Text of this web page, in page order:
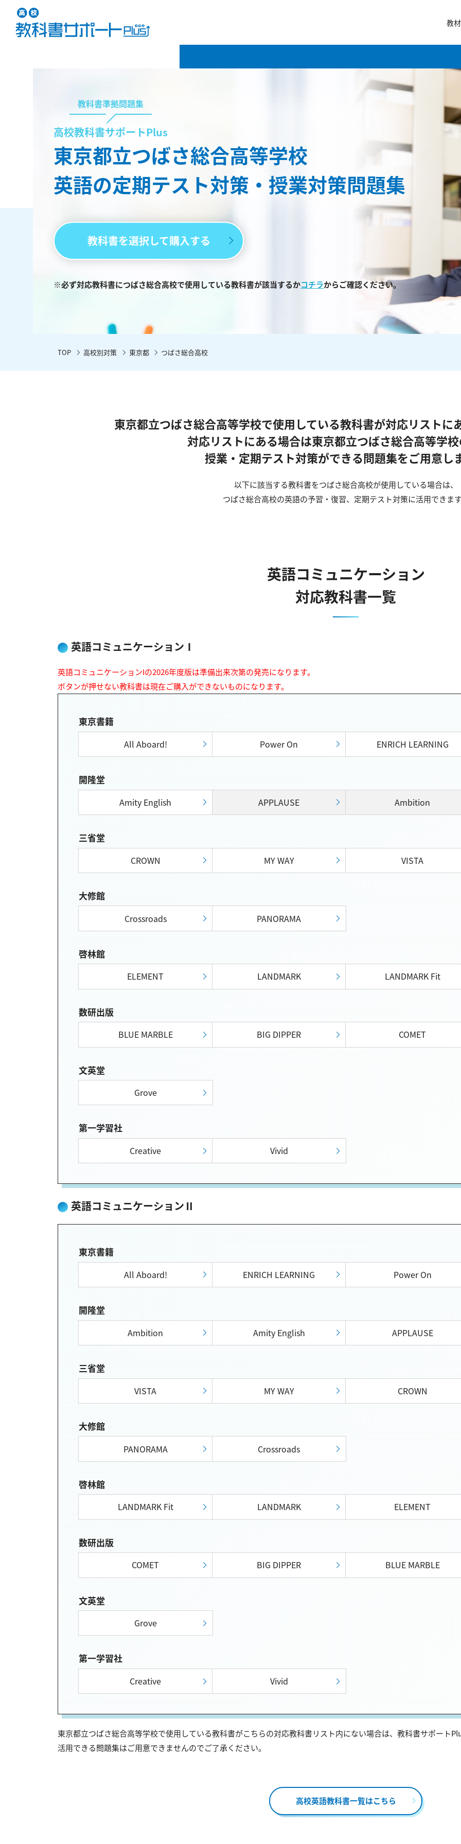
教
教科書準拠問題集
高校教科書サポートPlus
東京都立つばさ総合高等学校
英語の定期テスト対策・授業対策問題集
教科書を選択して購入する
※必ず対応教科書につばさ総合高校で使用している教科書が該当するかコチラからご確認ください。
TOP 高校別対策 東京都 つばさ総合高校
東京都立つばさ総合高等学校で使用している教科書が対応リストに
対応リストにある場合は東京都立つばさ総合高等学
授業・定期テスト対策ができる問題集をご用意し
以下に該当する教科書をつばさ総合高校が使用している場合は、
つばさ総合高校の英語の予習・復習、定期テスト対策に活用できま
英語コミュニケーション
対応教科書一覧
英語コミュニケーションⅠ
英語コミュニケーションIの2026年度版は準備出来次第の発売になります。
ボタンが押せない教科書は現在ご購入ができないものになります。
東京書籍
All Aboard! Power On ENRICH LEARNING
開隆堂
Amity English APPLAUSE Ambition
三省堂
CROWN MY WAY VISTA
大修館
Crossroads PANORAMA
啓林館
ELEMENT LANDMARK LANDMARK Fit
数研出版
BLUE MARBLE BIG DIPPER COMET
文英堂
Grove
第一学習社
Creative Vivid
英語コミュニケーションⅡ
東京書籍
All Aboard! ENRICH LEARNING Power On
開隆堂
Ambition Amity English APPLAUSE
三省堂
VISTA MY WAY CROWN
大修館
PANORAMA Crossroads
啓林館
LANDMARK Fit LANDMARK ELEMENT
数研出版
COMET BIG DIPPER BLUE MARBLE
文英堂
Grove
第一学習社
Creative Vivid
東京都立つばさ総合高等学校で使用している教科書がこちらの対応教科書リスト内にない場合は、教科書サポート
活用できる問題集はご用意できませんのでご了承ください。
高校英語教科書一覧はこちら